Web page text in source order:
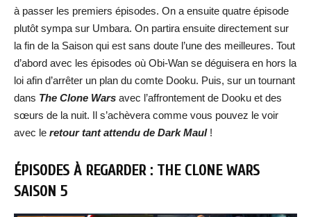
à passer les premiers épisodes. On a ensuite quatre épisode
plutôt sympa sur Umbara. On partira ensuite directement sur
la fin de la Saison qui est sans doute l’une des meilleures. Tout
d’abord avec les épisodes où Obi-Wan se déguisera en hors la
loi afin d’arrêter un plan du comte Dooku. Puis, sur un tournant
dans The Clone Wars avec l’affrontement de Dooku et des
sœurs de la nuit. Il s’achèvera comme vous pouvez le voir
avec le retour tant attendu de Dark Maul !
ÉPISODES À REGARDER : THE CLONE WARS
SAISON 5